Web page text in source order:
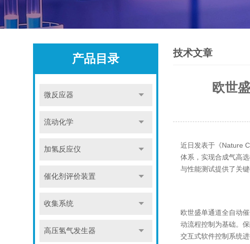
技术文章
欧世
近日发表于《Nature
体系，实现合成气高
与性能测试提供了关
欧世盛单通道全自动
动流程控制为基础。
交互式软件控制系统
产品目录
微反应器
流动化学
加氢反应仪
催化剂评价装置
收集系统
高压氢气发生器